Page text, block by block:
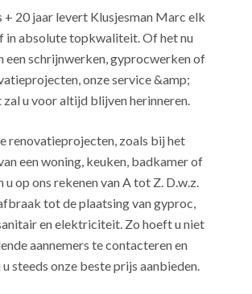
+ 20 jaar levert Klusjesman Marc elk
in absolute topkwaliteit. Of het nu
een schrijnwerken, gyprocwerken of
onze service &amp;
u voor altijd blijven herinneren.
renovatieprojecten, zoals bij het
een woning, keuken, badkamer of
u op ons rekenen van A tot Z. D.w.z.
tot de plaatsing van gyproc,
en elektriciteit. Zo hoeft u niet
aannemers te contacteren en
u steeds onze beste prijs aanbieden.